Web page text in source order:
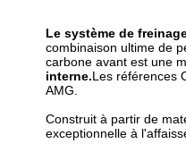
Le système de
combinaison ultime de
carbone avant est une
interne.Les références
AMG.
Construit à partir de
exceptionnelle à